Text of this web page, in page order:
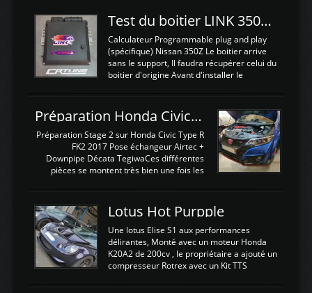
Test du boitier LINK 350Z Plugin ECU
Calculateur Programmable plug and play
(spécifique) Nissan 350Z Le boitier arrive
sans le support, Il faudra récupérer celui du
boitier d'origine Avant d'installer le
d'envoyer l'information de la large bande
dans le boitier. sydney sweeney deepfake
La sortie 0-5V de l'afr sera connectée sur
l'entrée AN Volt 8 et GndAN pour
Analogique, et Volt car l'information est une
tension (Pas une résistance variable d'un
est temps de brancher le ...
Préparation Honda Civic Type R FK2
Préparation Stage 2 sur Honda Civic Type R
FK2 2017 Pose échangeur Airtec +
Downpipe Décata TegiwaCes différentes
pièces se montent très bien une fois les
légere découpe du plastique inferieur,
negénant en rien la structure ou le
fonctionnement du fond plat. Une
reprogrammation Stage 2 est faite sur le
calculateur d'origine. Une alternative
économique au passage sur Hondata
d'origine 310cv et 400Nn , Une fois
Lotus Hot Purpple
Une lotus Elise S1 aux performances
délirantes, Monté avec un moteur Honda
K20A2 de 200cv , le propriétaire a ajouté un
compresseur Rotrex avec un Kit TTS